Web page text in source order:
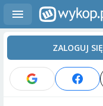
ZALOGUJ SIĘ